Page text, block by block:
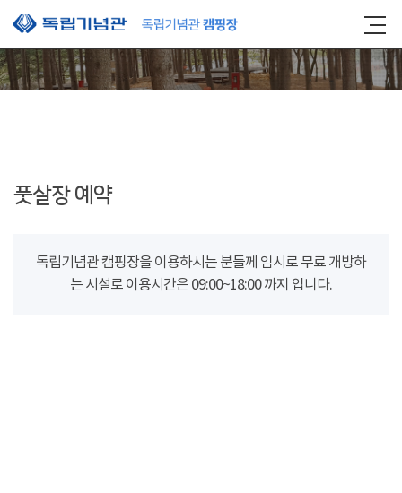
본문 바로가기
풋살장 예약
독립기념관 캠핑장을 이용하시는 분들께 임시로 무료 개방하
는 시설로 이용시간은 09:00~18:00 까지 입니다.